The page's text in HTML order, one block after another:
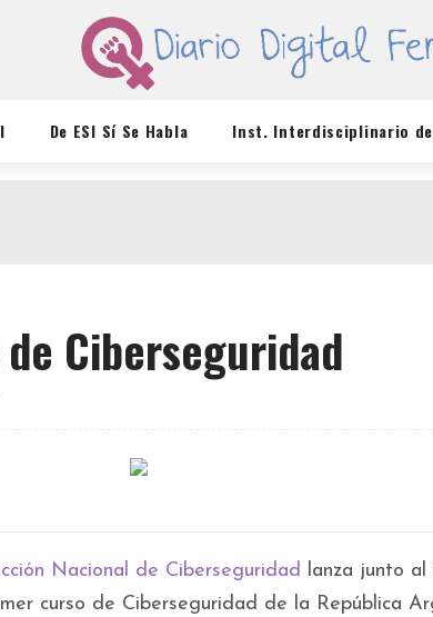
De ESI Sí Se Habla Inst. Interdisciplinario de
Ciberseguridad
Nacional de Ciberseguridad lanza junto
curso de Ciberseguridad de la República